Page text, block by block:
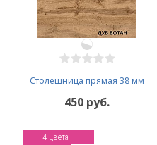
Столешница прямая 38 мм
450 руб.
4 цвета